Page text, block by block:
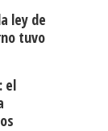
ley de
tuvo
el